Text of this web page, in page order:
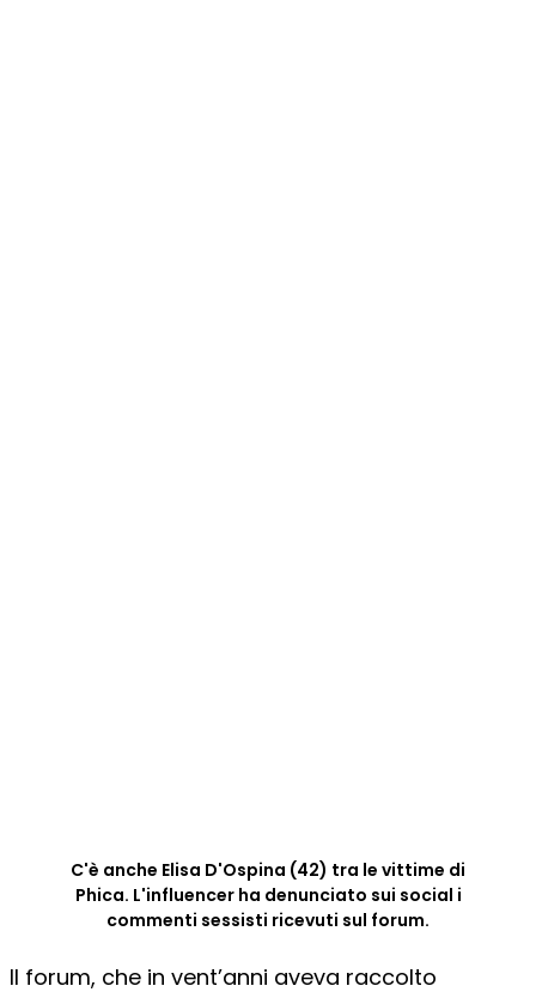
C'è anche Elisa D'Ospina (42) tra le vittime di
Phica. L'influencer ha denunciato sui social i
commenti sessisti ricevuti sul forum.
Il forum, che in vent’anni aveva raccolto